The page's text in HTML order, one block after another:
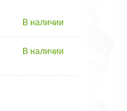
В наличии
В наличии